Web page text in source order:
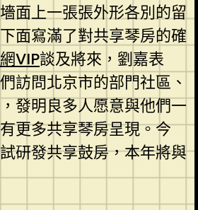
面上一張張外形各別的留
面寫滿了對共享琴房的確
VIP談及將來，劉嘉表
訪問北京市的部門社區、
發明良多人愿意與他們一
更多共享琴房呈現。今
研發共享鼓房，本年將與